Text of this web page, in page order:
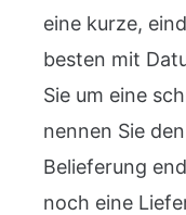
eine kurze,
besten mit
Sie um eine
nennen Sie
Belieferung
noch eine